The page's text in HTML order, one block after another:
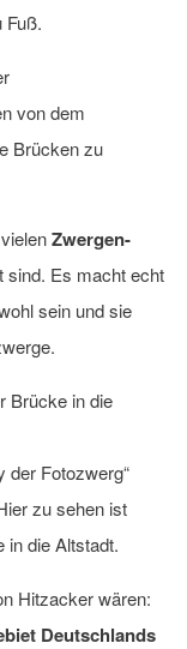
Fuß.
von dem
Brücken zu
Zwergen-
sind. Es macht echt
sein und sie
der Fotozwerg“
zu sehen ist
in die Altstadt.
Hitzacker wären:
Deutschlands